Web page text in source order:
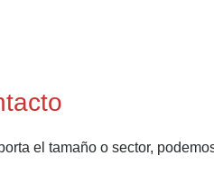
el tamaño o sector,